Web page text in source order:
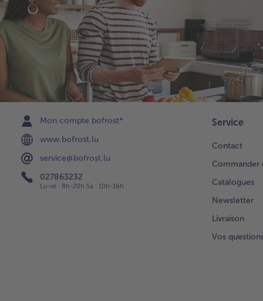
Mon compte bofrost*
www.bofrost.lu
service@bofrost.lu
027863232
Lu-ve : 8h-20h Sa : 10h-16h
Service
Contact
Commander
Catalogues
Newsletter
Livraison
Vos